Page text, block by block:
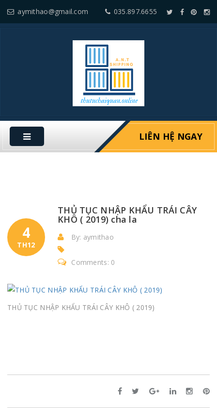
aymithao@gmail.com 035.897.6655
LIÊN HỆ NGAY
4
TH12
THỦ TỤC NHẬP KHẨU TRÁI CÂY
KHÔ ( 2019) cha la
By: aymithao
Comments: 0
THỦ TỤC NHẬP KHẨU TRÁI CÂY KHÔ ( 2019)